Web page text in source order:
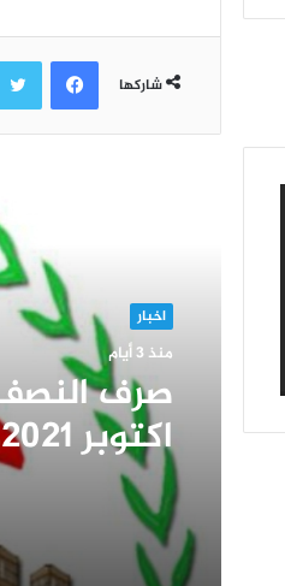
شاركها
فيسبوك
اخبار
منذ 3 أيام
صرف
اكتوبر 2021م للمتقاعدين